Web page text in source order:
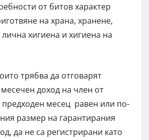
от битов характер
на храна, хранене,
хигиена и хигиена на
трябва да отговарят
доход на член от
предходен месец равен или по-
размер на гарантирания
да не са регистрирани като